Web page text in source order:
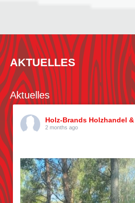
AKTUELLES
Aktuelles
Holz-Brands Holzhandel
2 months ago